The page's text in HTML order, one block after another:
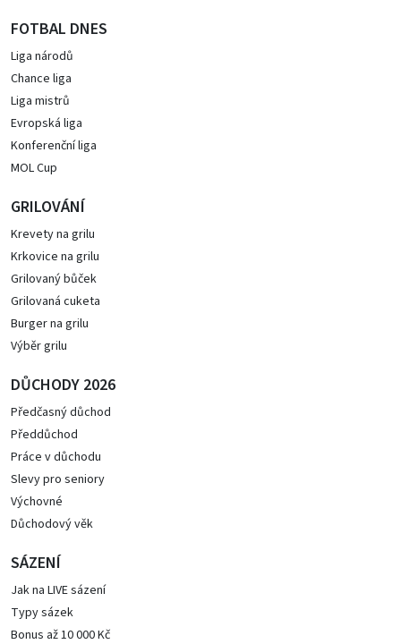
FOTBAL DNES
Liga národů
Chance liga
Liga mistrů
Evropská liga
Konferenční liga
MOL Cup
GRILOVÁNÍ
Krevety na grilu
Krkovice na grilu
Grilovaný bůček
Grilovaná cuketa
Burger na grilu
Výběr grilu
DŮCHODY 2026
Předčasný důchod
Předdůchod
Práce v důchodu
Slevy pro seniory
Výchovné
Důchodový věk
SÁZENÍ
Jak na LIVE sázení
Typy sázek
Bonus až 10 000 Kč